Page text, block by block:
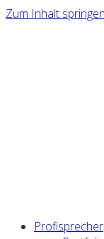
Zum Inhalt springen
Profisprecher